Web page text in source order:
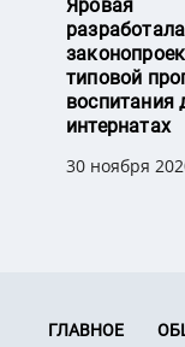
Яровая
разработала
типовой
воспитания
интернатах
30 ноября
ГЛАВНОЕ